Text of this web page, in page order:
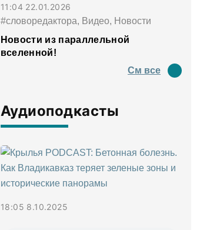
11:04 22.01.2026
#словоредактора, Видео, Новости
Новости из параллельной
вселенной!
См все
Аудиоподкасты
18:05 8.10.2025